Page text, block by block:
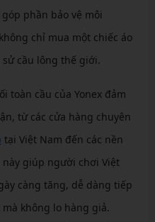
phần bảo vệ môi
chỉ mua một chiếc áo
cầu lông thế giới.
toàn cầu của Yonex đảm
từ các cửa hàng chuyên
tại Việt Nam đến các nền
giúp người chơi Việt
càng tăng, dễ dàng tiếp
không lo hàng giả.